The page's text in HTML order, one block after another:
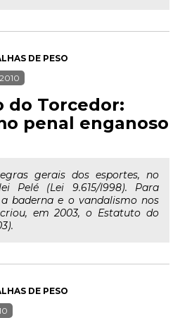
DE PESO
do Torcedor:
penal enganoso
gerais dos esportes, no
Pelé (Lei 9.615/l998). Para
baderna e o vandalismo nos
em 2003, o Estatuto do
DE PESO